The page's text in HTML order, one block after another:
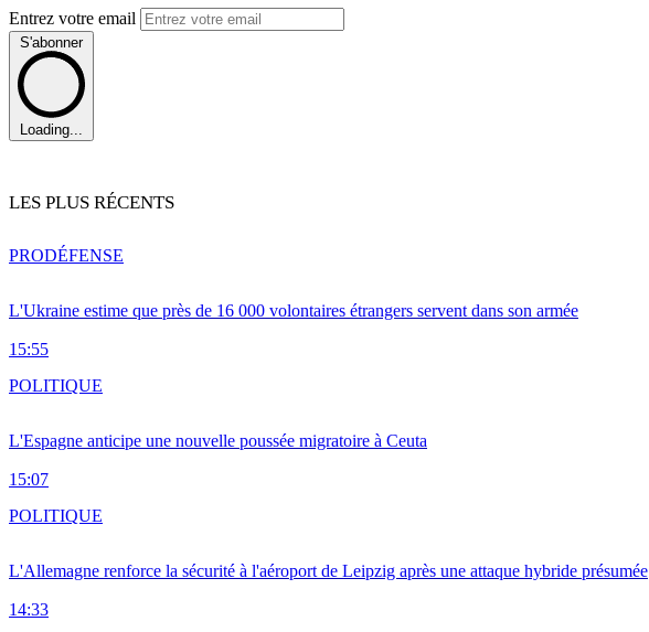
Entrez votre email
S'abonner
Loading...
LES PLUS RÉCENTS
L'Ukraine estime que près de 16 000 volontaires étrangers servent dans son armée
15:55
PRODÉFENSE
L'Espagne anticipe une nouvelle poussée migratoire à Ceuta
15:07
POLITIQUE
L'Allemagne renforce la sécurité à l'aéroport de Leipzig après une attaque hybride présumée
14:33
POLITIQUE